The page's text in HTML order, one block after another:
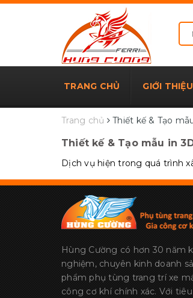
TRANG CHỦ GIỚI THIỆU
Trang chủ Thiết kế & Tạo
Thiết kế & Tạo mẫu in
Dịch vụ hiện trong quá trình
Hùng Cường có hơn 30 năm
nghiệm, chuyên kinh doanh
phẩm phụ tùng trang trí xe
công cơ khí chính xác. Với